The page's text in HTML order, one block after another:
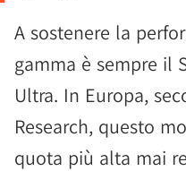
A sostenere la
gamma è sempre il
Ultra. In Europa,
Research, questo
quota più alta mai